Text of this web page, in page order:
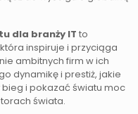
dla branży IT to
inspiruje i przyciąga
ambitnych firm w ich
dynamikę i prestiż, jakie
bieg i pokazać światu moc
świata.